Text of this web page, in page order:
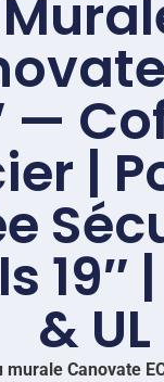
—
|
19″
& UL
Canovate